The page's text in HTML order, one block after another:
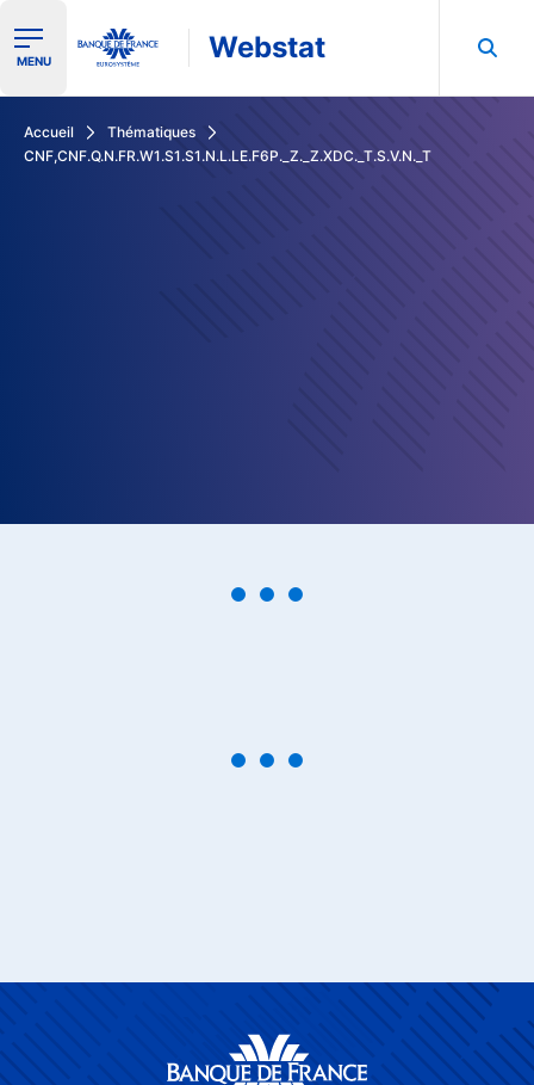
Ouvrir le menu de navigation
MENU Webstat
Accueil
Thématiques
CNF,CNF.Q.N.FR.W1.S1.S1.N.L.LE.F6P._Z._Z.XDC._T.S.V.N._T